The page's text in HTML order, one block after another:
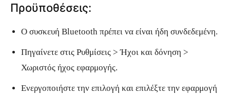
Προϋποθέσεις:
Ο συσκευή Bluetooth πρέπει να είναι ήδη συνδεδεμένη.
Πηγαίνετε στις Ρυθμίσεις > Ήχοι και δόνηση >
Χωριστός ήχος εφαρμογής.
Ενεργοποιήστε την επιλογή και επιλέξτε την εφαρμογή